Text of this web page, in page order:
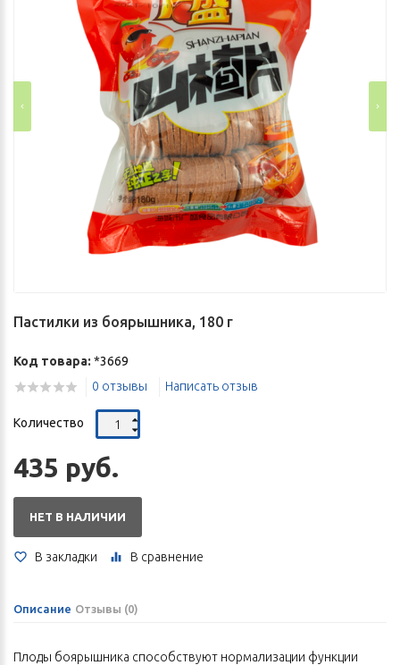
Пастилки из боярышника, 180 г
Код товара: *3669
0 отзывы
Написать отзыв
Количество
435 руб.
НЕТ В НАЛИЧИИ
В закладки В сравнение
Описание Отзывы (0)
Плоды боярышника способствуют нормализации функции